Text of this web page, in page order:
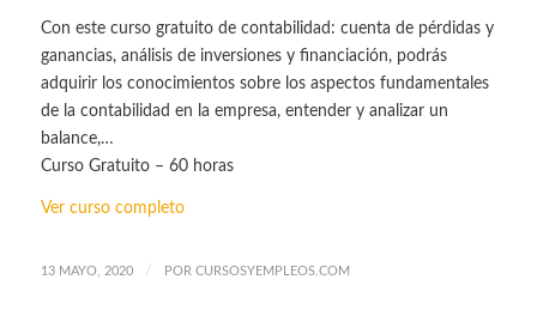
Con este curso gratuito de contabilidad: cuenta de pérdidas y
ganancias, análisis de inversiones y financiación, podrás
adquirir los conocimientos sobre los aspectos fundamentales
de la contabilidad en la empresa, entender y analizar un
balance,…
Curso Gratuito – 60 horas
Ver curso completo
13 MAYO, 2020 / POR CURSOSYEMPLEOS.COM